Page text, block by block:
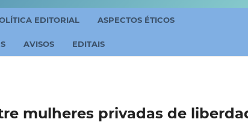
EDITORIAL ASPECTOS ÉTICOS
AVISOS EDITAIS
mulheres privadas de